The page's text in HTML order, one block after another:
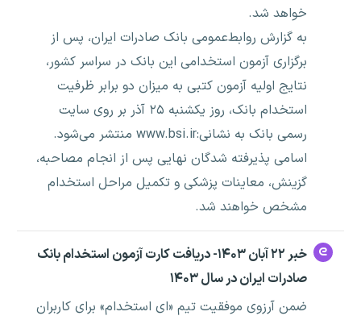
خواهد شد.
به گزارش روابط‌عمومی بانک صادرات ایران، پس از
برگزاری آزمون استخدامی این بانک در سراسر کشور،
نتایج اولیه آزمون کتبی به میزان دو برابر ظرفیت
استخدام بانک، روز یکشنبه ۲۵ آذر بر روی سایت
رسمی بانک به نشانی:www.bsi.ir منتشر می‌شود.
اسامی پذیرفته شدگان نهایی پس از انجام مصاحبه،
گزینش، معاینات پزشکی و تکمیل مراحل استخدام
مشخص خواهند شد.
خبر ۲۲ آبان ۱۴۰۳- دریافت کارت آزمون استخدام بانک
صادرات ایران در سال ۱۴۰۳
ضمن آرزوی موفقیت تیم «ای استخدام» برای کاربران